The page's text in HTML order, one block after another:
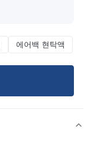
에어백 현탁액